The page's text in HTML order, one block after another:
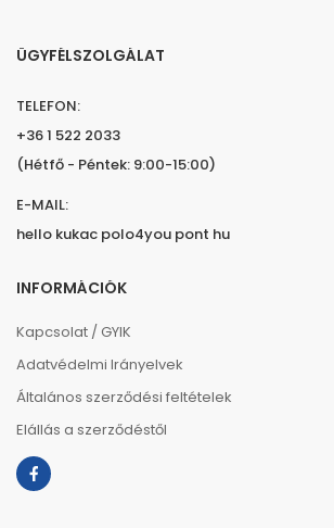
ÜGYFÉLSZOLGÁLAT
TELEFON:
+36 1 522 2033
(Hétfő - Péntek: 9:00-15:00)
E-MAIL:
hello kukac polo4you pont hu
INFORMÁCIÓK
Kapcsolat / GYIK
Adatvédelmi Irányelvek
Általános szerződési feltételek
Elállás a szerződéstől